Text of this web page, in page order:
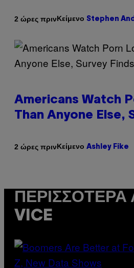
2 ώρες πρινΚείμενο Stephen
Americans Watch
Than Anyone Else,
2 ώρες πρινΚείμενο Ashley Fike
VICE